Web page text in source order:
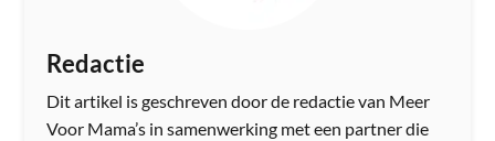
Redactie
Dit artikel is geschreven door de redactie van Meer
Voor Mama’s in samenwerking met een partner die